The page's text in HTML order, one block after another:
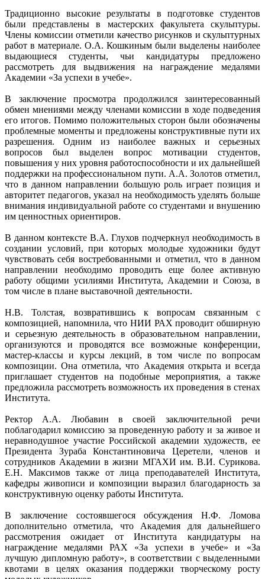
Традиционно высокие результаты в подготовке студентов
были представлены в мастерских факультета скульптуры.
Члены комиссии отметили качество рисунков и скульптурных
работ в материале. О.А. Кошкиным были выделены наиболее
выдающиеся студенты, чьи кандидатуры предложено
рассмотреть для выдвижения на награждение медалями
Академии «За успехи в учебе».
В заключение просмотра продолжился заинтересованный
обмен мнениями между членами комиссии в ходе подведения
его итогов. Помимо положительных сторон были обозначены
проблемные моменты и предложены конструктивные пути их
разрешения. Одним из наиболее важных и серьезных
вопросов был выделен вопрос мотивации студентов,
повышения у них уровня работоспособности и их дальнейшей
поддержки на профессиональном пути. А.А. Золотов отметил,
что в данном направлении большую роль играет позиция и
авторитет педагогов, указал на необходимость уделять больше
внимания индивидуальной работе со студентами и внушению
им ценностных ориентиров.
В данном контексте В.А. Глухов подчеркнул необходимость в
создании условий, при которых молодые художники будут
чувствовать себя востребованными и отметил, что в данном
направлении необходимо проводить еще более активную
работу общими усилиями Института, Академии и Союза, в
том числе в плане выставочной деятельности.
Н.В. Толстая, возвратившись к вопросам связанным с
композицией, напомнила, что НИИ РАХ проводит обширную
и серьезную деятельность в образовательном направлении,
организуются и проводятся все возможные конференции,
мастер-классы и курсы лекций, в том числе по вопросам
композиции. Она отметила, что Академия открыта и всегда
приглашает студентов на подобные мероприятия, а также
предложила рассмотреть возможность их проведения в стенах
Института.
Ректор А.А. Любавин в своей заключительной речи
поблагодарил комиссию за проведенную работу и за живое и
неравнодушное участие Российской академии художеств, ее
Президента Зураба Константиновича Церетели, членов и
сотрудников Академии в жизни МГАХИ им. В.И. Сурикова.
Е.Н. Максимов также от лица преподавателей Института,
кафедры живописи и композиции выразил благодарность за
конструктивную оценку работы Института.
В заключение состоявшегося обсуждения Н.Ф. Ломова
дополнительно отметила, что Академия для дальнейшего
рассмотрения ожидает от Института кандидатуры на
награждение медалями РАХ «За успехи в учебе» и «За
лучшую дипломную работу», в соответствии с выделенными
квотами в целях оказания поддержки творческому росту